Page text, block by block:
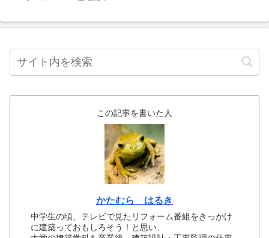
この記事を書いた人
かたむら はるき
中学生の頃、テレビで見たリフォーム番組をきっかけ
に建築っておもしろそう！と思い、